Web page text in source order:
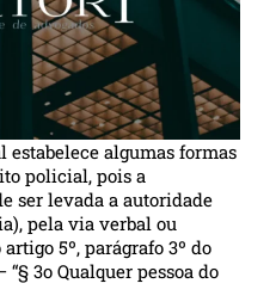
estabelece algumas formas
policial, pois a
ser levada a autoridade
pela via verbal ou
5º, parágrafo 3º do
3o Qualquer pessoa do